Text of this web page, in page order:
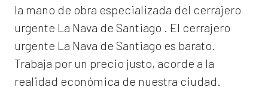
la mano de obra especializada del cerrajero
urgente La Nava de Santiago . El cerrajero
urgente La Nava de Santiago es barato.
Trabaja por un precio justo, acorde a la
realidad económica de nuestra ciudad.